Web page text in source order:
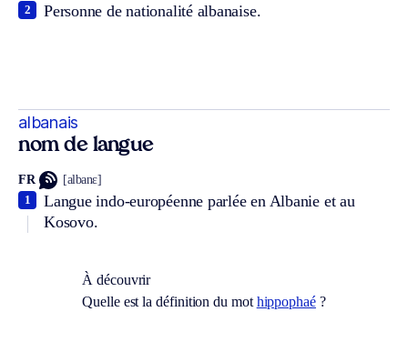
Personne de nationalité albanaise.
2
albanais
nom de langue
FR [albanɛ]
Langue indo-européenne parlée en Albanie et au
Kosovo.
1
À découvrir
Quelle est la définition du mot hippophaé?